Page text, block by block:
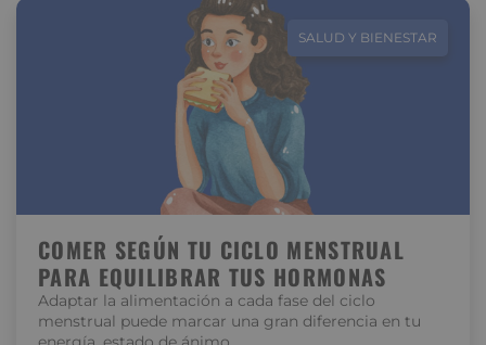
SALUD Y BIENESTAR
COMER SEGÚN TU CICLO MENSTRUAL
PARA EQUILIBRAR TUS HORMONAS
Adaptar la alimentación a cada fase del ciclo
menstrual puede marcar una gran diferencia en tu